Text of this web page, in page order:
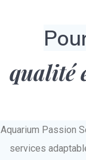
qualité
Aquarium Passion
services